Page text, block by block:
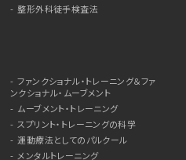
整形外科徒手検査法
ファンクショナル・トレーニング＆ファ
ンクショナル・ムーブメント
ムーブメント・トレーニング
スプリント・トレーニングの科学
運動療法としてのパルクール
メンタルトレーニング